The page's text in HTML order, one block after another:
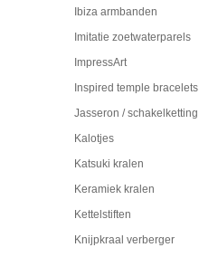
Ibiza armbanden
Imitatie zoetwaterparels
ImpressArt
Inspired temple bracelets
Jasseron / schakelketting
Kalotjes
Katsuki kralen
Keramiek kralen
Kettelstiften
Knijpkraal verberger